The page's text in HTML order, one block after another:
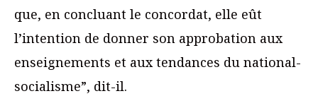
que, en concluant le concordat, elle eût
l’intention de donner son approbation aux
enseignements et aux tendances du national-
socialisme”, dit-il.